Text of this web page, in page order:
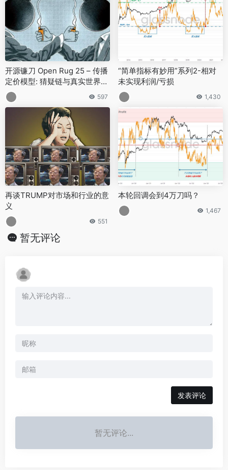
开源镰刀 Open Rug 25 – 传播
定价模型: 猜疑链与真实世界注
意力(RWA)
597
“简单指标有妙用”系列2-相对
未实现利润/亏损
1,430
再谈TRUMP对市场和行业的意
义
551
本轮回调会到4万刀吗？
1,467
暂无评论
发表评论
暂无评论...